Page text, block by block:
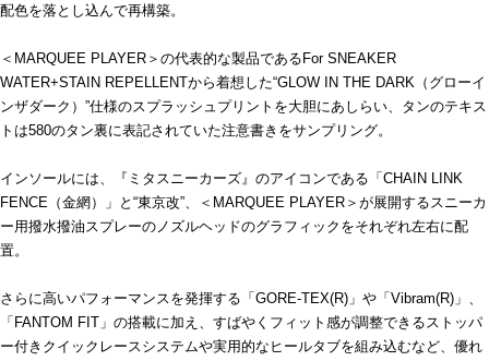
配色を落とし込んで再構築。
＜MARQUEE PLAYER＞の代表的な製品であるFor SNEAKER
WATER+STAIN REPELLENTから着想した“GLOW IN THE DARK（グローイ
ンザダーク）”仕様のスプラッシュプリントを大胆にあしらい、タンのテキス
トは580のタン裏に表記されていた注意書きをサンプリング。
インソールには、『ミタスニーカーズ』のアイコンである「CHAIN LINK
FENCE（金網）」と“東京改”、＜MARQUEE PLAYER＞が展開するスニーカ
ー用撥水撥油スプレーのノズルヘッドのグラフィックをそれぞれ左右に配
置。
さらに高いパフォーマンスを発揮する「GORE-TEX(R)」や「Vibram(R)」、
「FANTOM FIT」の搭載に加え、すばやくフィット感が調整できるストッパ
ー付きクイックレースシステムや実用的なヒールタブを組み込むなど、優れ